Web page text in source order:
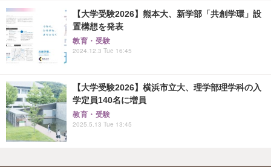
【大学受験2026】熊本大、新学部「共創学環」設
置構想を発表
教育・受験
2024.12.3 Tue 16:45
【大学受験2026】横浜市立大、理学部理学科の入
学定員140名に増員
教育・受験
2025.5.13 Tue 13:45